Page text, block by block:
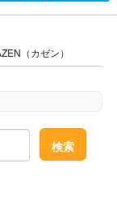
（カゼン）